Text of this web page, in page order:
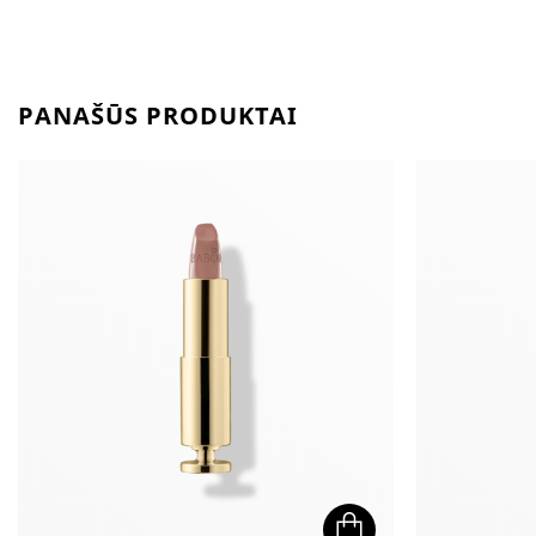
PANAŠŪS PRODUKTAI